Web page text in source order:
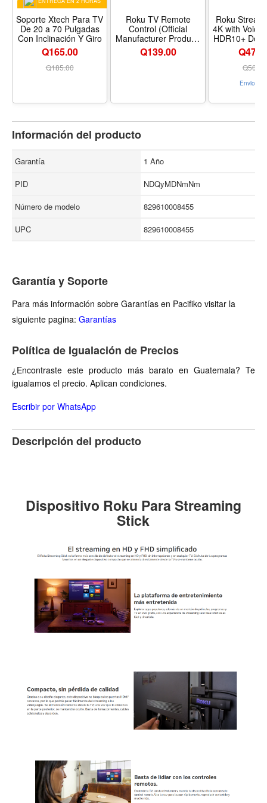
Soporte Xtech Para TV
De 20 a 70 Pulgadas
Con Inclinación Y Giro
Q165.00
Q185.00
Roku TV Remote
Control (Official
Manufacturer Product)
| Simple Setup Pre-Set
App Shortcuts -
Tamaño Pack of 1 -
Remote (Roku TV
Q139.00
Roku
4K with Voice
HDR10+ Dolby Vision |
Compact 4K
Device for
Roku
estilo 4K +
Q
Envio
Información del producto
Garantía
1 Año
PID
NDQyMDNmNm
Número de modelo
829610008455
UPC
829610008455
Garantía y Soporte
Para más información sobre Garantías en Pacifiko visitar la
siguiente pagina: Garantías
Política de Igualación de Precios
¿Encontraste este producto más barato en Guatemala? Te
igualamos el precio. Aplican condiciones.
Escribir por WhatsApp
Descripción del producto
Dispositivo Roku Para Streaming
Stick